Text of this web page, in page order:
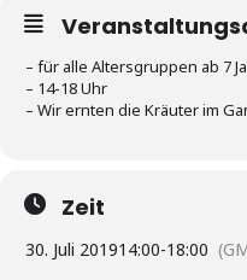
– für alle Altersgruppen ab 7
– 14-18 Uhr
– Wir ernten die Kräuter im
Zeit
30. Juli 201914:00-18:00